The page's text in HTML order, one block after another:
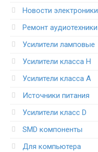
Новости электроники
Ремонт аудиотехники
Усилители ламповые
Усилители класса H
Усилители класса А
Источники питания
Усилители класс D
SMD компоненты
Для компьютера